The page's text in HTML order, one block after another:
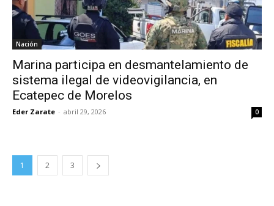
Nación
Marina participa en desmantelamiento de
sistema ilegal de videovigilancia, en
Ecatepec de Morelos
Eder Zarate - abril 29, 2026 0
1 2 3